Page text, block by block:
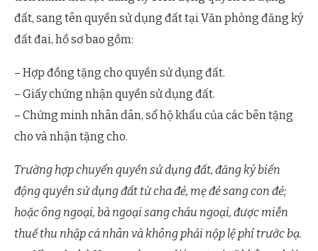
đất, sang tên quyền sử dụng đất tại Văn phòng đăng ký
đất đai, hồ sơ bao gồm:
– Hợp đồng tặng cho quyền sử dụng đất.
– Giấy chứng nhận quyền sử dụng đất.
– Chứng minh nhân dân, sổ hộ khẩu của các bên tặng
cho và nhận tặng cho.
Trường hợp chuyển quyền sử dụng đất, đăng ký biến
động quyền sử dụng đất từ cha đẻ, mẹ đẻ sang con đẻ;
hoặc ông ngoại, bà ngoại sang cháu ngoại, được miễn
thuế thu nhập cá nhân và không phải nộp lệ phí trước bạ.